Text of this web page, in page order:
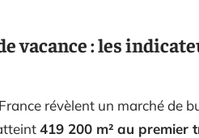
vacance : les
révèlent un marché de
419 200 m² au premier